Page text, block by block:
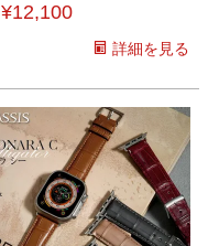
¥12,100
詳細を見る